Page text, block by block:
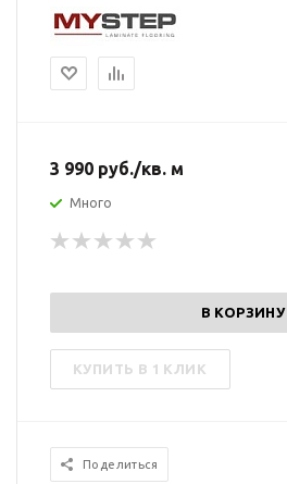
3 990 руб./кв. м
Много
В КОРЗИНУ
КУПИТЬ В 1 КЛИК
Поделиться